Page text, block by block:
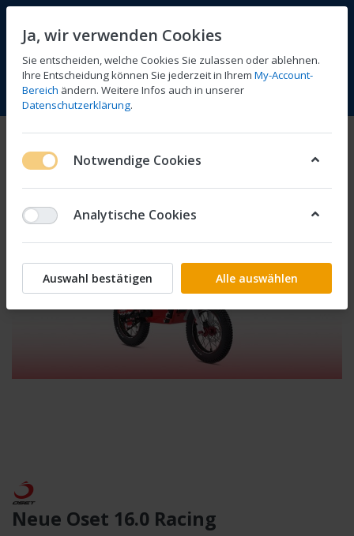
Menü Anmelden Vergleichen Wunschliste
Neue Oset 16.0 Racing
Ja, wir verwenden Cookies
Sie entscheiden, welche Cookies Sie zulassen oder ablehnen.
Ihre Entscheidung können Sie jederzeit in Ihrem My-Account-
Bereich ändern. Weitere Infos auch in unserer
Datenschutzerklärung.
Notwendige Cookies
Analytische Cookies
Auswahl bestätigen Alle auswählen